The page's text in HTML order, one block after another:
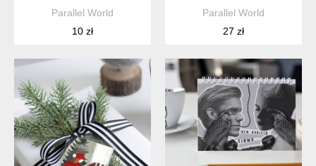
Parallel World
10 zł
Parallel World
27 zł